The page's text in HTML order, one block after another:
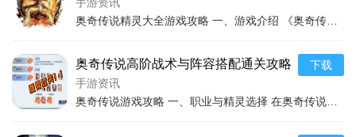
传说精灵大全最新培养技巧
奥奇传说高阶战术与阵容搭配通关攻略
_奥奇传说最新打法和技巧总结
手游资讯
下载